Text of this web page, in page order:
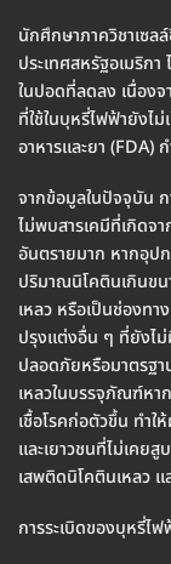
นักศึกษาภาควิชาเซล
ประเทศสหรัฐอเมริก
ในปอดที่ลดลง เนื่อง
ที่ใช้ในบุหรี่ไฟฟ้ายังไ
อาหารและยา (FDA)
จากข้อมูลในปัจจุบัน
ไม่พบสารเคมีที่เกิดจา
อันตรายมาก หากอุป
ปริมาณนิโคตินเกินข
เหลว หรือเป็นช่องทา
ปรุงแต่งอื่น ๆ ที่ยังไ
ปลอดภัยหรือมาตรฐา
เหลวในบรรจุภัณฑ์หา
เชื้อโรคก่อตัวขึ้น ทำใ
และเยาวชนที่ไม่เคย
เสพติดนิโคตินเหลว
การระเบิดของบุหรี่ไ